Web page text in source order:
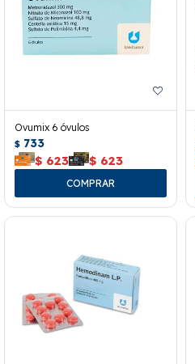
Ovumix 6 óvulos
$ 733
$ 623 $ 623